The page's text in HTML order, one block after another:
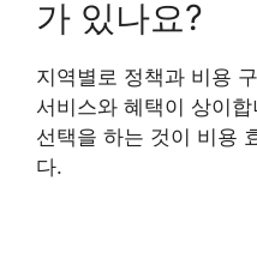
가 있나요?
지역별로 정책과 비용
서비스와 혜택이 상이
선택을 하는 것이 비용
다.